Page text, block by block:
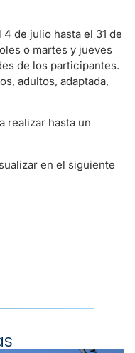
de julio hasta el 31 de
o martes y jueves
de los participantes.
adultos, adaptada,
realizar hasta un
en el siguiente